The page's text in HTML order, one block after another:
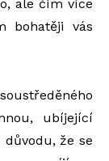
ale čím více
bohatěji vás
ubíjející
že se